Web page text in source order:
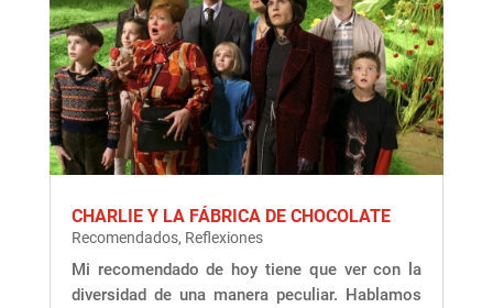
CHARLIE Y LA FÁBRICA DE CHOCOLATE
Recomendados, Reflexiones
Mi recomendado de hoy tiene que ver con la
diversidad de una manera peculiar. Hablamos